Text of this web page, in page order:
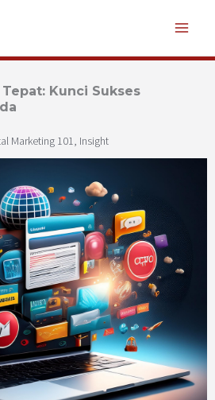
Kunci Sukses
Marketing 101, Insight